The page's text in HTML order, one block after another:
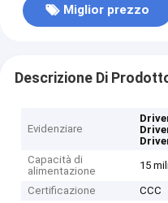
Miglior prezzo
Descrizione Di
Evidenziare
Capacità di
alimentazione
15
Certificazione
CCC